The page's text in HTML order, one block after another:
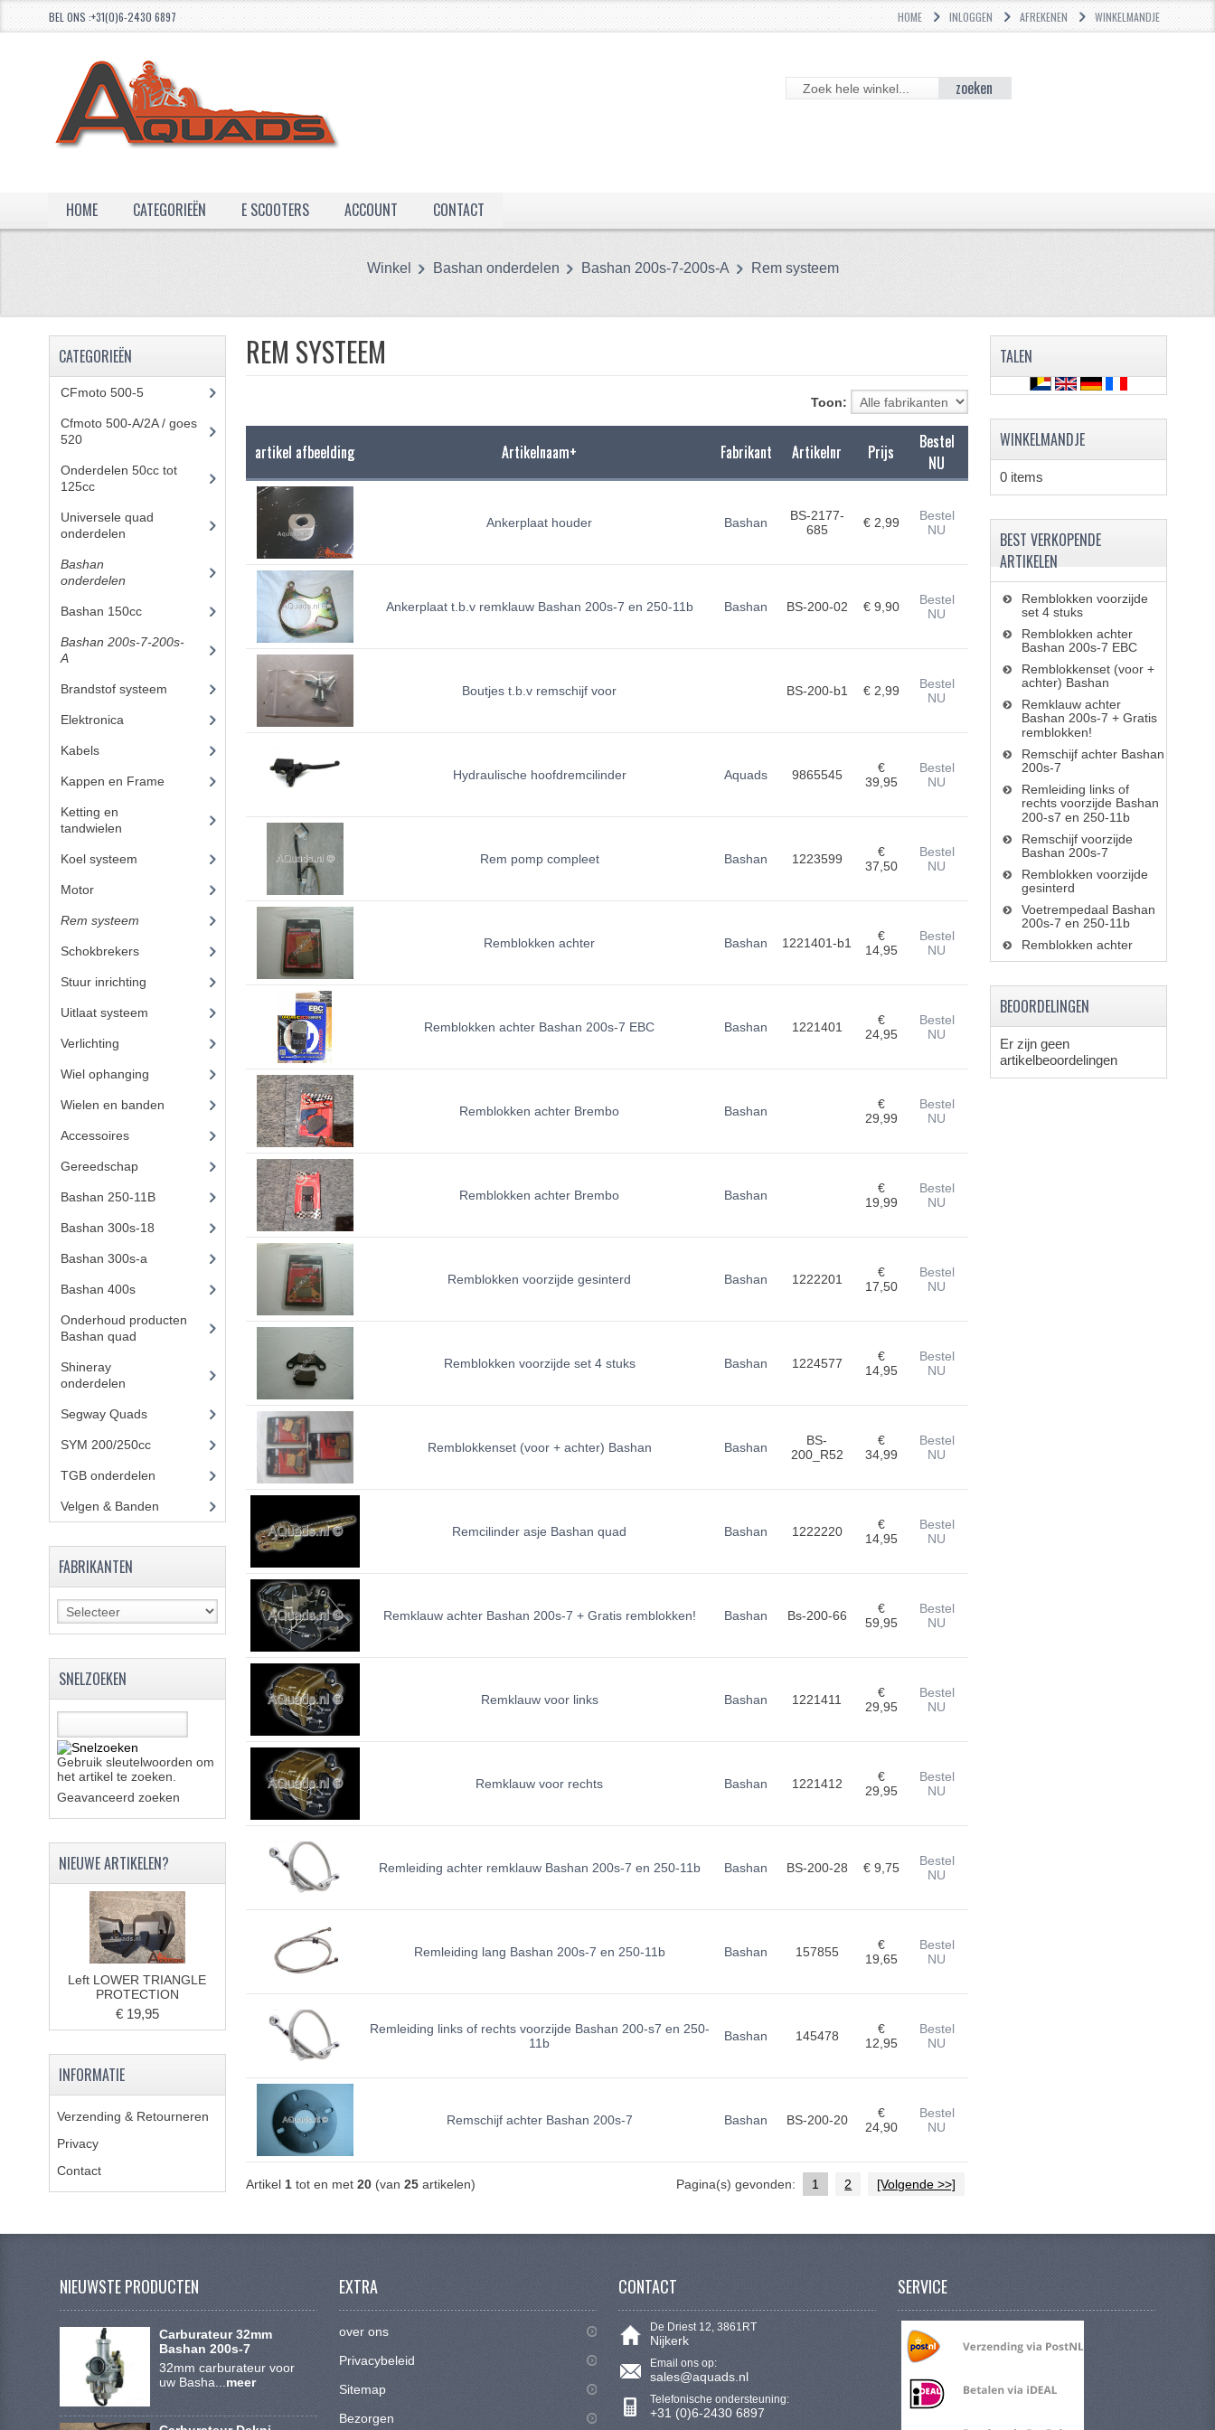
BEL ONS :+31(0)6-2430 6897 HOME INLOGGEN AFREKENEN WINKELMANDJE
zoeken
HOME CATEGORIEËN E SCOOTERS ACCOUNT CONTACT
Winkel Bashan onderdelen Bashan 200s-7-200s-A Rem systeem
REM SYSTEEM
Toon:
artikel afbeelding Artikelnaam+ Fabrikant Artikelnr Prijs
Bestel
NU
Ankerplaat houder Bashan
BS-2177-
685
€ 2,99
Bestel
NU
Ankerplaat t.b.v remklauw Bashan 200s-7 en 250-11b Bashan BS-200-02 € 9,90
Bestel
NU
Boutjes t.b.v remschijf voor BS-200-b1 € 2,99
Bestel
NU
Hydraulische hoofdremcilinder Aquads 9865545
€
39,95
Bestel
NU
Rem pomp compleet Bashan 1223599
€
37,50
Bestel
NU
Remblokken achter Bashan 1221401-b1
€
14,95
Bestel
NU
Remblokken achter Bashan 200s-7 EBC Bashan 1221401
€
24,95
Bestel
NU
Remblokken achter Brembo Bashan
€
29,99
Bestel
NU
Remblokken achter Brembo Bashan
€
19,99
Bestel
NU
Remblokken voorzijde gesinterd Bashan 1222201
€
17,50
Bestel
NU
Remblokken voorzijde set 4 stuks Bashan 1224577
€
14,95
Bestel
NU
Remblokkenset (voor + achter) Bashan Bashan
BS-
200_R52
€
34,99
Bestel
NU
Remcilinder asje Bashan quad Bashan 1222220
€
14,95
Bestel
NU
Remklauw achter Bashan 200s-7 + Gratis remblokken! Bashan Bs-200-66
€
59,95
Bestel
NU
Remklauw voor links Bashan 1221411
€
29,95
Bestel
NU
Remklauw voor rechts Bashan 1221412
€
29,95
Bestel
NU
Remleiding achter remklauw Bashan 200s-7 en 250-11b Bashan BS-200-28 € 9,75
Bestel
NU
Remleiding lang Bashan 200s-7 en 250-11b Bashan 157855
€
19,65
Bestel
NU
Remleiding links of rechts voorzijde Bashan 200-s7 en 250-
11b
Bashan 145478
€
12,95
Bestel
NU
Remschijf achter Bashan 200s-7 Bashan BS-200-20
€
24,90
Bestel
NU
Pagina(s) gevonden: 1 2 [Volgende >>]
Artikel 1tot en met 20(van 25artikelen)
CATEGORIEËN
CFmoto 500-5(5)
Cfmoto 500-A/2A / goes
520(347)
Onderdelen 50cc tot
125cc(49)
Universele quad
onderdelen
Bashan
onderdelen
Bashan 150cc(36)
Bashan 200s-7-200s-
A(481)
Brandstof systeem
Elektronica
Kabels(8)
Kappen en Frame
Ketting en
tandwielen
Koel systeem
Motor(98)
Rem systeem
Schokbrekers(14)
Stuur inrichting
Uitlaat systeem
Verlichting
Wiel ophanging
Wielen en banden
Accessoires(73)
Gereedschap(15)
Bashan 250-11B(385)
Bashan 300s-18
Bashan 300s-a
Bashan 400s(5)
Onderhoud producten
Bashan quad
Shineray
onderdelen
Segway Quads(6)
SYM 200/250cc(15)
TGB onderdelen
Velgen & Banden
FABRIKANTEN
SNELZOEKEN
Gebruik sleutelwoorden om
het artikel te zoeken.
Geavanceerd zoeken
NIEUWE ARTIKELEN?
Left LOWER TRIANGLE
PROTECTION
€ 19,95
INFORMATIE
Verzending & Retourneren
Privacy
Contact
TALEN
WINKELMANDJE
0 items
BEST VERKOPENDE
ARTIKELEN
Remblokken voorzijde
set 4 stuks
Remblokken achter
Bashan 200s-7 EBC
Remblokkenset (voor +
achter) Bashan
Remklauw achter
Bashan 200s-7 + Gratis
remblokken!
Remschijf achter Bashan
200s-7
Remleiding links of
rechts voorzijde Bashan
200-s7 en 250-11b
Remschijf voorzijde
Bashan 200s-7
Remblokken voorzijde
gesinterd
Voetrempedaal Bashan
200s-7 en 250-11b
Remblokken achter
BEOORDELINGEN
Er zijn geen
artikelbeoordelingen
NIEUWSTE PRODUCTEN
Carburateur 32mm
Bashan 200s-7
32mm carburateur voor
uw Basha... meer
EXTRA
over ons
Privacybeleid
Sitemap
Bezorgen
CONTACT
De Driest 12, 3861RT
Nijkerk
Email ons op:
sales@aquads.nl
Telefonische ondersteuning:
+31 (0)6-2430 6897
SERVICE